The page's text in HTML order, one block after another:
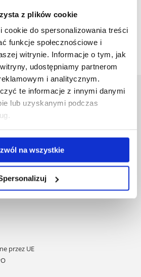
z plików cookie
cookie do spersonalizowania treści
funkcje społecznościowe i
witrynie. Informacje o tym, jak
udostępniamy partnerom
i analitycznym.
te informacje z innymi danymi
lub uzyskanymi podczas
na wszystkie
Rzeszowski
Rejtana 16C
przez UE